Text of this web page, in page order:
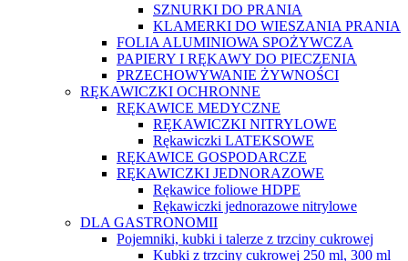
SZNURKI DO PRANIA
KLAMERKI DO WIESZANIA PRANIA
FOLIA ALUMINIOWA SPOŻYWCZA
PAPIERY I RĘKAWY DO PIECZENIA
PRZECHOWYWANIE ŻYWNOŚCI
RĘKAWICZKI OCHRONNE
RĘKAWICE MEDYCZNE
RĘKAWICZKI NITRYLOWE
Rękawiczki LATEKSOWE
RĘKAWICE GOSPODARCZE
RĘKAWICZKI JEDNORAZOWE
Rękawice foliowe HDPE
Rękawiczki jednorazowe nitrylowe
DLA GASTRONOMII
Pojemniki, kubki i talerze z trzciny cukrowej
Kubki z trzciny cukrowej 250 ml, 300 ml